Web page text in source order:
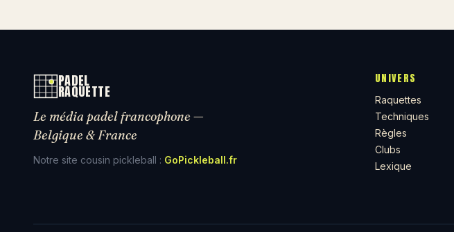
PADEL
RAQUETTE
Le média padel francophone —
Belgique & France
Notre site cousin pickleball : GoPickleball.fr
UNIVERS
Raquettes
Techniques
Règles
Clubs
Lexique